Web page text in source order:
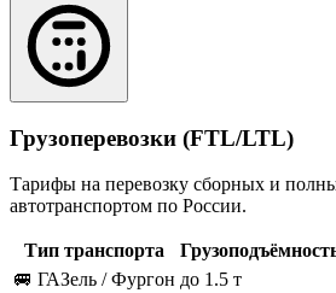
Грузоперевозки (FTL/LTL)
Тарифы на перевозку сборных и
автотранспортом по России.
Тип транспорта
🚐 ГАЗель / Фургон до 1.5 т